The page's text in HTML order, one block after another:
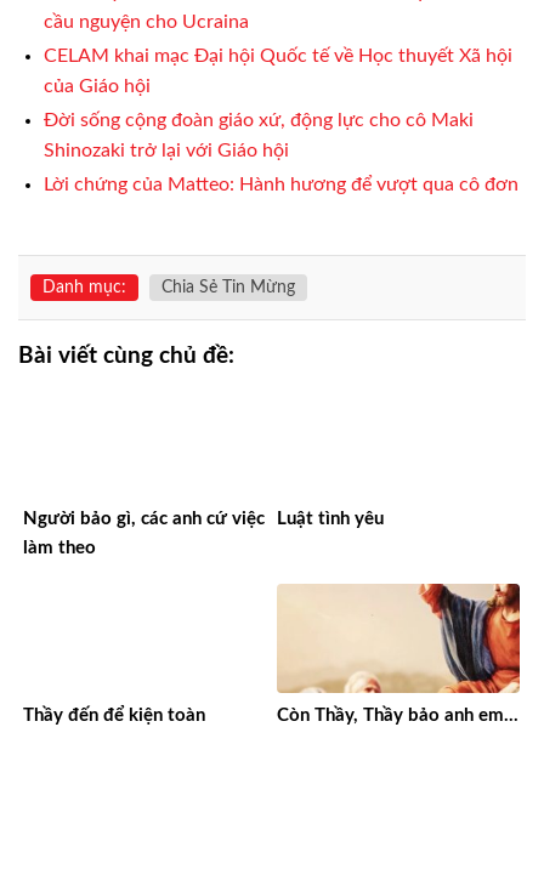
cầu nguyện cho Ucraina
CELAM khai mạc Đại hội Quốc tế về Học thuyết Xã hội
của Giáo hội
Đời sống cộng đoàn giáo xứ, động lực cho cô Maki
Shinozaki trở lại với Giáo hội
Lời chứng của Matteo: Hành hương để vượt qua cô đơn
Danh mục: Chia Sẻ Tin Mừng
Bài viết cùng chủ đề:
Người bảo gì, các anh cứ việc
làm theo
Luật tình yêu
Thầy đến để kiện toàn Còn Thầy, Thầy bảo anh em…